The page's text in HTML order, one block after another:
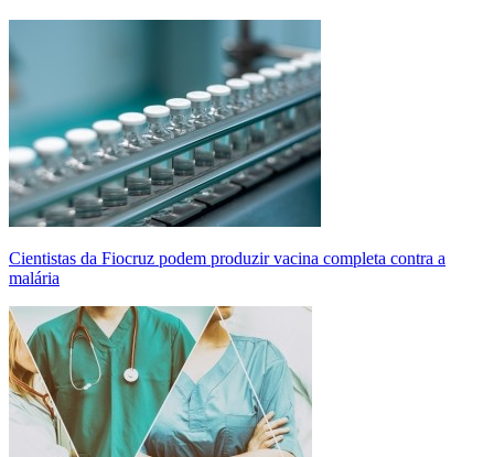
Cientistas da Fiocruz podem produzir vacina completa contra a
malária